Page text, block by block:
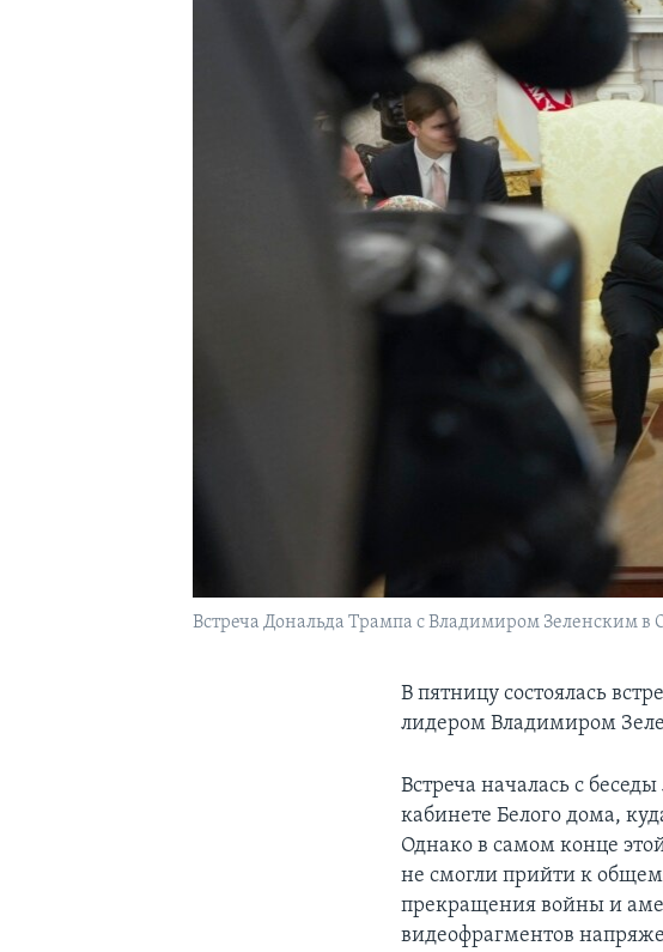
Встреча Дональда Трампа с Владимиром Зеленским в
В пятницу состоялась
лидером Владимиром
Встреча началась с
кабинете Белого дома,
Однако в самом конце
не смогли прийти к
прекращения войны и
видеофрагментов